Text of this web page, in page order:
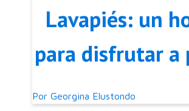
Lavapiés: un
para disfrutar a
lo mejor de
Por Georgina Elustondo